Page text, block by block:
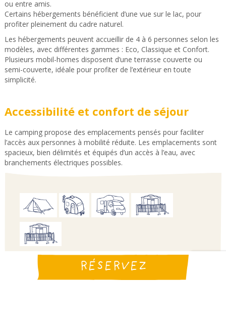
ou entre amis.
Certains hébergements bénéficient d’une vue sur le lac, pour
profiter pleinement du cadre naturel.
Les hébergements peuvent accueillir de 4 à 6 personnes selon les
modèles, avec différentes gammes : Eco, Classique et Confort.
Plusieurs mobil-homes disposent d’une terrasse couverte ou
semi-couverte, idéale pour profiter de l’extérieur en toute
simplicité.
Accessibilité et confort de séjour
Le camping propose des emplacements pensés pour faciliter
l’accès aux personnes à mobilité réduite. Les emplacements sont
spacieux, bien délimités et équipés d’un accès à l’eau, avec
branchements électriques possibles.
Bon à savoir
Accès PMR
RÉSERVEZ